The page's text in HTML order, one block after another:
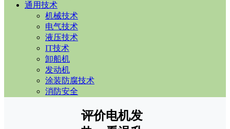
通用技术
机械技术
电气技术
液压技术
IT技术
卸船机
发动机
涂装防腐技术
消防安全
评价电机发